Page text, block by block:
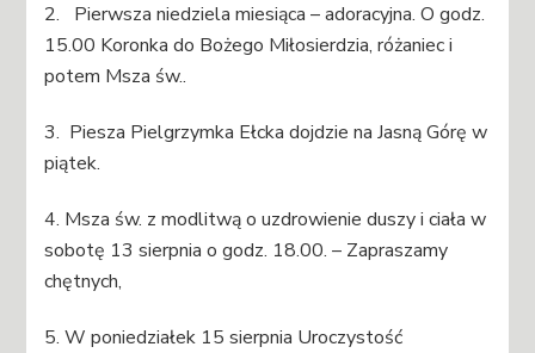
2. Pierwsza niedziela miesiąca – adoracyjna. O godz.
15.00 Koronka do Bożego Miłosierdzia, różaniec i
potem Msza św..
3. Piesza Pielgrzymka Ełcka dojdzie na Jasną Górę w
piątek.
4. Msza św. z modlitwą o uzdrowienie duszy i ciała w
sobotę 13 sierpnia o godz. 18.00. – Zapraszamy
chętnych,
5. W poniedziałek 15 sierpnia Uroczystość